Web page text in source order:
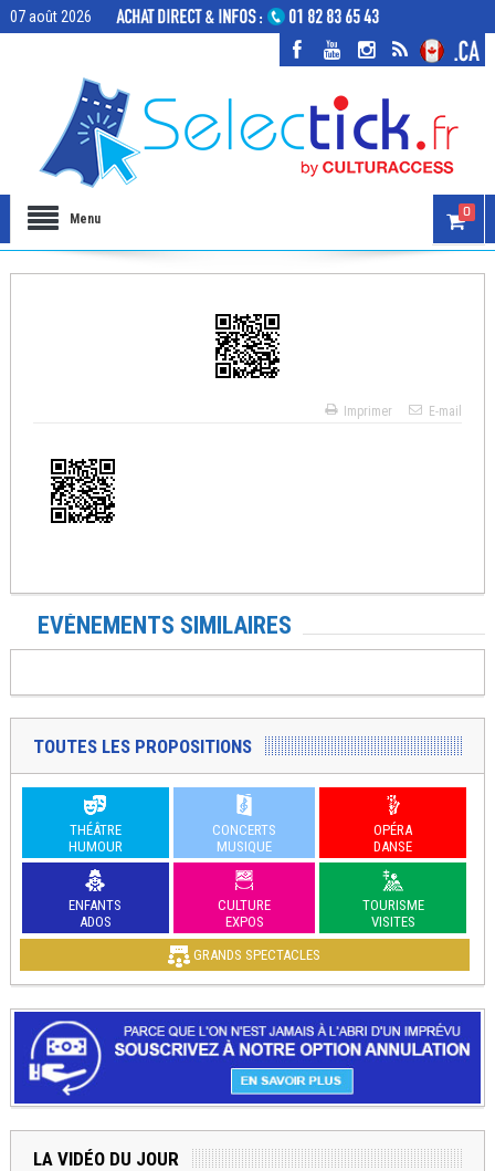
07 août 2026
Menu 0
Imprimer E-mail
EVÉNEMENTS SIMILAIRES
TOUTES LES PROPOSITIONS
THÉÂTRE
HUMOUR
CONCERTS
MUSIQUE
OPÉRA
DANSE
ENFANTS
ADOS
CULTURE
EXPOS
TOURISME
VISITES
GRANDS SPECTACLES
LA VIDÉO DU JOUR